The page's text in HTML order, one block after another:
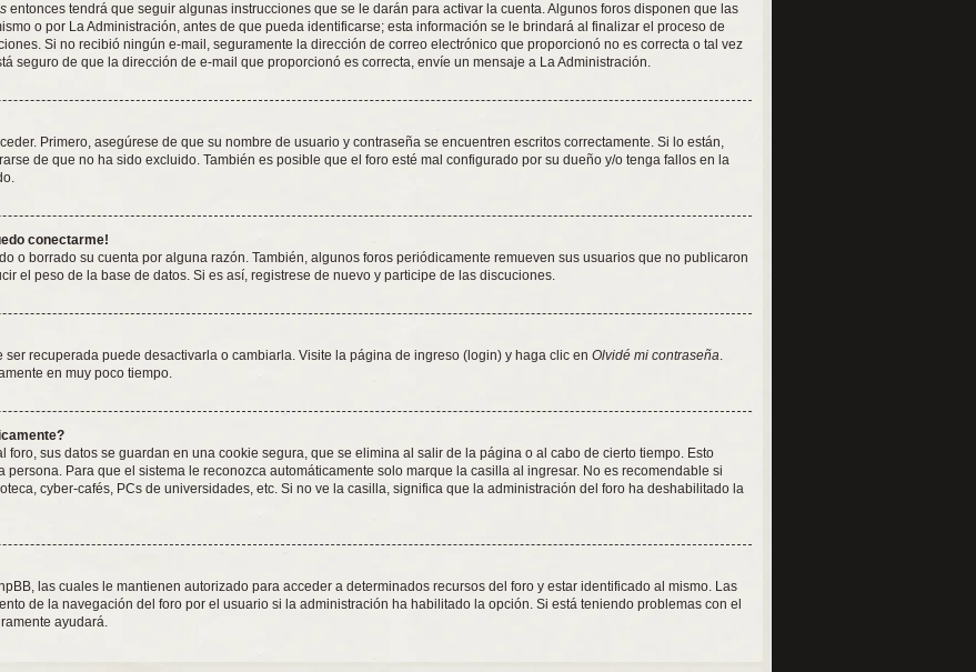
entonces tendrá que seguir algunas instrucciones que se le darán para activar la cuenta. Algunos foros disponen que las
o por La Administración, antes de que pueda identificarse; esta información se le brindará al finalizar el proceso de
Si no recibió ningún e-mail, seguramente la dirección de correo electrónico que proporcionó no es correcta o tal vez
seguro de que la dirección de e-mail que proporcionó es correcta, envíe un mensaje a La Administración.
Primero, asegúrese de que su nombre de usuario y contraseña se encuentren escritos correctamente. Si lo están,
de que no ha sido excluido. También es posible que el foro esté mal configurado por su dueño y/o tenga fallos en la
conectarme!
o borrado su cuenta por alguna razón. También, algunos foros periódicamente remueven sus usuarios que no publicaron
el peso de la base de datos. Si es así, registrese de nuevo y participe de las discuciones.
ser recuperada puede desactivarla o cambiarla. Visite la página de ingreso (login) y haga clic en Olvidé mi contraseña.
en muy poco tiempo.
foro, sus datos se guardan en una cookie segura, que se elimina al salir de la página o al cabo de cierto tiempo. Esto
Para que el sistema le reconozca automáticamente solo marque la casilla al ingresar. No es recomendable si
cyber-cafés, PCs de universidades, etc. Si no ve la casilla, significa que la administración del foro ha deshabilitado la
las cuales le mantienen autorizado para acceder a determinados recursos del foro y estar identificado al mismo. Las
de la navegación del foro por el usuario si la administración ha habilitado la opción. Si está teniendo problemas con el
ayudará.